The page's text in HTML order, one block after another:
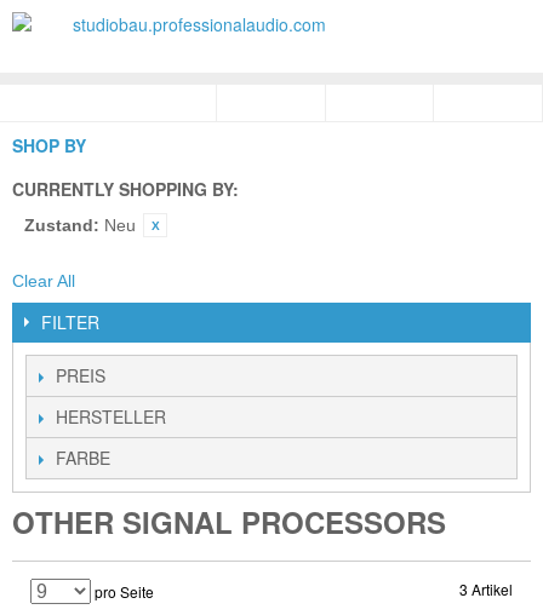
SHOP BY
CURRENTLY SHOPPING BY:
Zustand: Neu
Clear All
FILTER
PREIS
HERSTELLER
FARBE
OTHER SIGNAL PROCESSORS
3 Artikel
pro Seite